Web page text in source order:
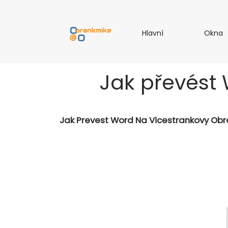
HlavníH
í
Okna
Jak převést
Jak Prevest Word Na Vicestrankovy